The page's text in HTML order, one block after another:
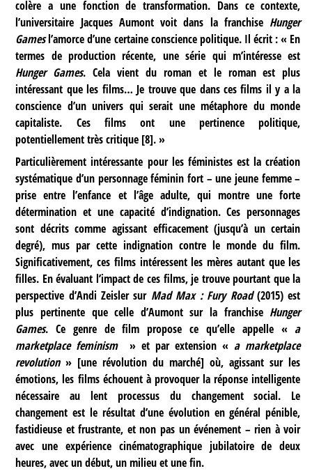
colère a une fonction de transformation. Dans ce contexte,
l’universitaire Jacques Aumont voit dans la franchise Hunger
Gamesl’amorce d’une certaine conscience politique. Il écrit : « En
termes de production récente, une série qui m’intéresse est
Hunger Games. Cela vient du roman et le roman est plus
intéressant que les films… Je trouve que dans ces films il y a la
conscience d’un univers qui serait une métaphore du monde
capitaliste. Ces films ont une pertinence politique,
potentiellement très critique [8]. »
Particulièrement intéressante pour les féministes est la création
systématique d’un personnage féminin fort – une jeune femme –
prise entre l’enfance et l’âge adulte, qui montre une forte
détermination et une capacité d’indignation. Ces personnages
sont décrits comme agissant efficacement (jusqu’à un certain
degré), mus par cette indignation contre le monde du film.
Significativement, ces films intéressent les mères autant que les
filles. En évaluant l’impact de ces films, je trouve pourtant que la
perspective d’Andi Zeisler sur Mad Max : Fury Road(2015) est
plus pertinente que celle d’Aumont sur la franchise Hunger
Games. Ce genre de film propose ce qu’elle appelle « a
marketplace feminism
» et par extension « a marketplace
revolution» [une révolution du marché] où, agissant sur les
émotions, les films échouent à provoquer la réponse intelligente
nécessaire au lent processus du changement social. Le
changement est le résultat d’une évolution en général pénible,
fastidieuse et frustrante, et non pas un événement – rien à voir
avec une expérience cinématographique jubilatoire de deux
heures, avec un début, un milieu et une fin.